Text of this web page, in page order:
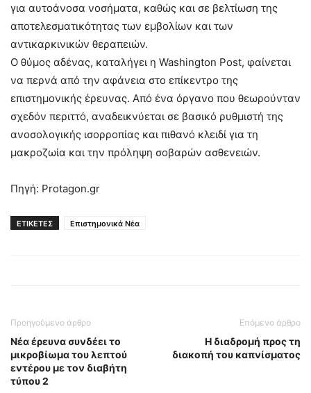
για αυτοάνοσα νοσήματα, καθώς και σε βελτίωση της
αποτελεσματικότητας των εμβολίων και των
αντικαρκινικών θεραπειών.
Ο θύμος αδένας, καταλήγει η Washington Post, φαίνεται
να περνά από την αφάνεια στο επίκεντρο της
επιστημονικής έρευνας. Από ένα όργανο που θεωρούνταν
σχεδόν περιττό, αναδεικνύεται σε βασικό ρυθμιστή της
ανοσολογικής ισορροπίας και πιθανό κλειδί για τη
μακροζωία και την πρόληψη σοβαρών ασθενειών.
Πηγή: Protagon.gr
ΕΤΙΚΕΤΕΣ Επιστημονικά Νέα
Προηγούμενο άρθρο
Νέα έρευνα συνδέει το
μικροβίωμα του λεπτού
εντέρου με τον διαβήτη
τύπου 2
Επόμενο άρθρο
Η διαδρομή προς τη
διακοπή του καπνίσματος